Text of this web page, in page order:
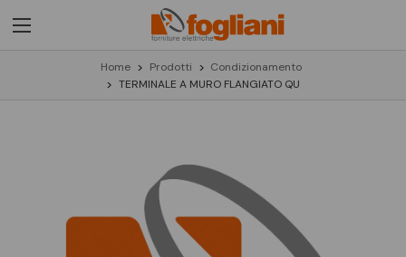
Home Prodotti
Condizionamento
TERMINALE A MURO FLANGIATO QU